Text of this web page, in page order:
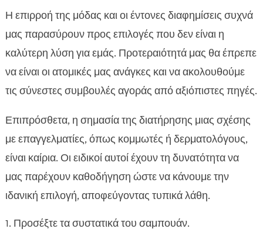
Η επιρροή της μόδας και οι έντονες διαφημίσεις συχνά
μας παρασύρουν προς επιλογές που δεν είναι η
καλύτερη λύση για εμάς. Προτεραιότητά μας θα έπρεπε
να είναι οι ατομικές μας ανάγκες και να ακολουθούμε
τις σύνεστες συμβουλές αγοράς από αξιόπιστες πηγές.
Επιπρόσθετα, η σημασία της διατήρησης μιας σχέσης
με επαγγελματίες, όπως κομμωτές ή δερματολόγους,
είναι καίρια. Οι ειδικοί αυτοί έχουν τη δυνατότητα να
μας παρέχουν καθοδήγηση ώστε να κάνουμε την
ιδανική επιλογή, αποφεύγοντας τυπικά λάθη.
Προσέξτε τα συστατικά του σαμπουάν.